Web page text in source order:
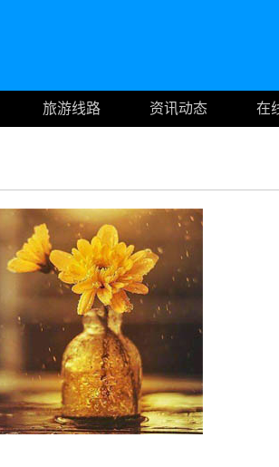
旅游线路 资讯动态 在